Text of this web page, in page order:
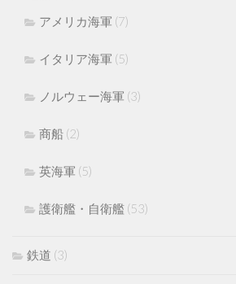
アメリカ海軍 (7)
イタリア海軍 (5)
ノルウェー海軍 (3)
商船 (2)
英海軍 (5)
護衛艦・自衛艦 (53)
鉄道 (3)